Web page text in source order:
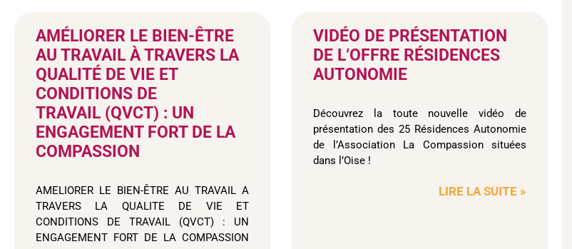
AMÉLIORER LE BIEN-ÊTRE
AU TRAVAIL À TRAVERS LA
QUALITÉ DE VIE ET
CONDITIONS DE
TRAVAIL (QVCT) : UN
ENGAGEMENT FORT DE LA
COMPASSION
AMELIORER LE BIEN-ÊTRE AU TRAVAIL A
TRAVERS LA QUALITE DE VIE ET
CONDITIONS DE TRAVAIL (QVCT) : UN
ENGAGEMENT FORT DE LA COMPASSION
VIDÉO DE PRÉSENTATION
DE L’OFFRE RÉSIDENCES
AUTONOMIE
Découvrez la toute nouvelle vidéo de
présentation des 25 Résidences Autonomie
de l’Association La Compassion situées
dans l’Oise !
LIRE LA SUITE »